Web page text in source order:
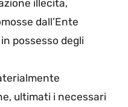
illecita,
dall’Ente
possesso degli
ultimati i necessari